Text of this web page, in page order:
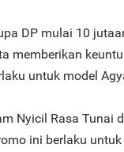
DP mulai 10
memberikan
untuk model
Nyicil Rasa Tunai
ini berlaku